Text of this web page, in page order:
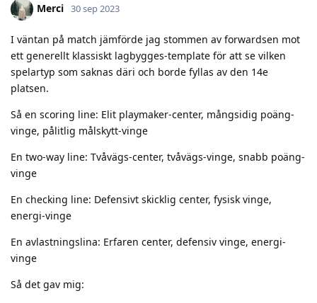
Merci 30 sep 2023
I väntan på match jämförde jag stommen av forwardsen mot
ett generellt klassiskt lagbygges-template för att se vilken
spelartyp som saknas däri och borde fyllas av den 14e
platsen.
Så en scoring line: Elit playmaker-center, mångsidig poäng-
vinge, pålitlig målskytt-vinge
En two-way line: Tvåvägs-center, tvåvägs-vinge, snabb poäng-
vinge
En checking line: Defensivt skicklig center, fysisk vinge,
energi-vinge
En avlastningslina: Erfaren center, defensiv vinge, energi-
vinge
Så det gav mig: